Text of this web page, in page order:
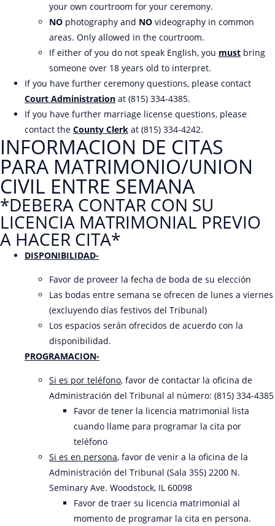
your own courtroom for your ceremony.
NO photography and NO videography in common
areas. Only allowed in the courtroom.
If either of you do not speak English, you must bring
someone over 18 years old to interpret.
If you have further ceremony questions, please contact
Court Administration at (815) 334-4385.
If you have further marriage license questions, please
contact the County Clerk at (815) 334-4242.
INFORMACION DE CITAS
PARA MATRIMONIO/UNION
CIVIL ENTRE SEMANA
*DEBERA CONTAR CON SU
LICENCIA MATRIMONIAL PREVIO
A HACER CITA*
DISPONIBILIDAD-
Favor de proveer la fecha de boda de su elección
Las bodas entre semana se ofrecen de lunes a viernes
(excluyendo días festivos del Tribunal)
Los espacios serán ofrecidos de acuerdo con la
disponibilidad.
PROGRAMACION-
Si es por teléfono, favor de contactar la oficina de
Administración del Tribunal al número: (815) 334-4385
Favor de tener la licencia matrimonial lista
cuando llame para programar la cita por
teléfono
Si es en persona, favor de venir a la oficina de la
Administración del Tribunal (Sala 355) 2200 N.
Seminary Ave. Woodstock, IL 60098
Favor de traer su licencia matrimonial al
momento de programar la cita en persona.